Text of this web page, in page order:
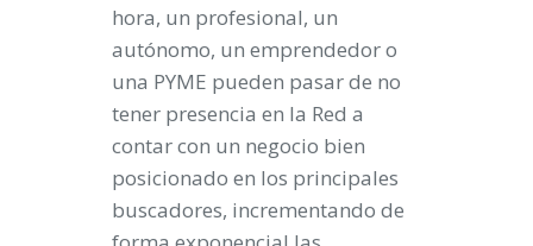
hora, un profesional, un
autónomo, un emprendedor o
una PYME pueden pasar de no
tener presencia en la Red a
contar con un negocio bien
posicionado en los principales
buscadores, incrementando de